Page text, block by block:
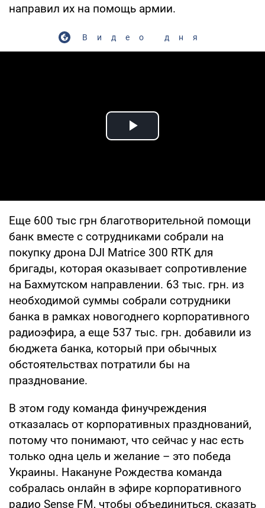
направил их на помощь армии.
Видео дня
Play Video
Еще 600 тыс грн благотворительной помощи
банк вместе с сотрудниками собрали на
покупку дрона DJI Matrice 300 RTK для
бригады, которая оказывает сопротивление
на Бахмутском направлении. 63 тыс. грн. из
необходимой суммы собрали сотрудники
банка в рамках новогоднего корпоративного
радиоэфира, а еще 537 тыс. грн. добавили из
бюджета банка, который при обычных
обстоятельствах потратили бы на
празднование.
В этом году команда финучреждения
отказалась от корпоративных празднований,
потому что понимают, что сейчас у нас есть
только одна цель и желание – это победа
Украины. Накануне Рождества команда
собралась онлайн в эфире корпоративного
радио Sense FM, чтобы объединиться, сказать